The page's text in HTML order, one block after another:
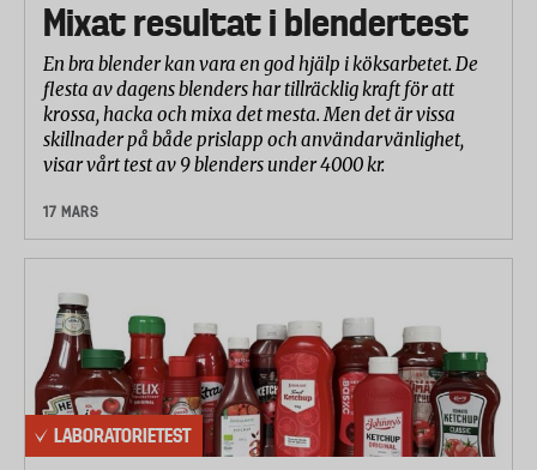
Mixat resultat i blendertest
En bra blender kan vara en god hjälp i köksarbetet. De
flesta av dagens blenders har tillräcklig kraft för att
krossa, hacka och mixa det mesta. Men det är vissa
skillnader på både prislapp och användarvänlighet,
visar vårt test av 9 blenders under 4000 kr.
17 MARS
LABORATORIETEST